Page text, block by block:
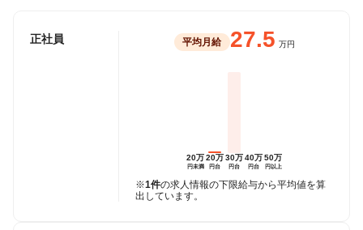
正社員 平均月給 27.5 万円
20万
円未満
20万
円台
30万
円台
40万
円台
50万
円以上
※1件の求人情報の下限給与から平均値を算
出しています。